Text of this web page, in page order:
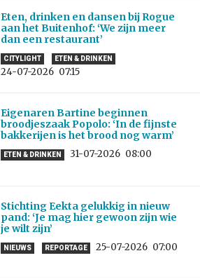
Eten, drinken en dansen bij Rogue
aan het Buitenhof: ‘We zijn meer
dan een restaurant’
CITYLIGHT ETEN & DRINKEN
24-07-2026 07:15
Eigenaren Bartine beginnen
broodjeszaak Popolo: ‘In de fijnste
bakkerijen is het brood nog warm’
ETEN & DRINKEN 31-07-2026 08:00
Stichting Eekta gelukkig in nieuw
pand: ‘Je mag hier gewoon zijn wie
je wilt zijn’
NIEUWS REPORTAGE 25-07-2026 07:00